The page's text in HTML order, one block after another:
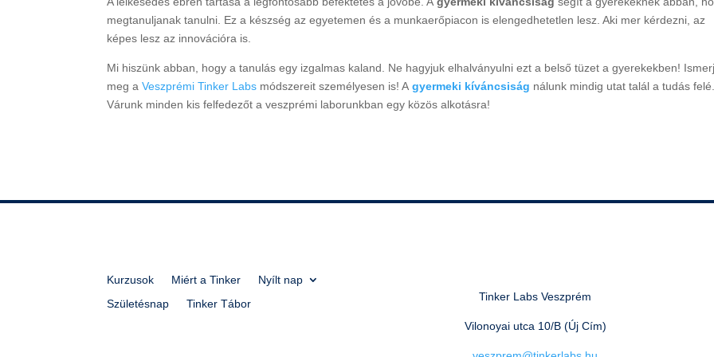
megtanuljanak tanulni. Ez a készség az egyetemen és a munkaerőpiacon is elengedhetetlen lesz. Aki mer kérdezni, az
képes lesz az innovációra is.
Mi hiszünk abban, hogy a tanulás egy izgalmas kaland. Ne hagyjuk elhalványulni ezt a belső tüzet a gyerekekben!
meg aVeszprémi Tinker Labs módszereit személyesen is! Agyermeki kíváncsiság nálunk mindig utat talál a tudás felé.
Várunk minden kis felfedezőt a veszprémi laborunkban egy közös alkotásra!
Kurzusok Miért a Tinker
Nyílt nap
Születésnap
Tinker Tábor
Tinker Labs Veszprém
Vilonoyai utca 10/B (Új Cím)